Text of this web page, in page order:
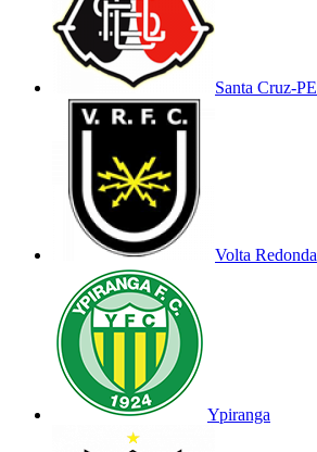
Santa Cruz-PE
Volta Redonda
Ypiranga